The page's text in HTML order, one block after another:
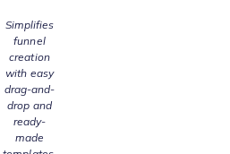
Simplifies
funnel
creation
with easy
drag-and-
drop and
ready-
made